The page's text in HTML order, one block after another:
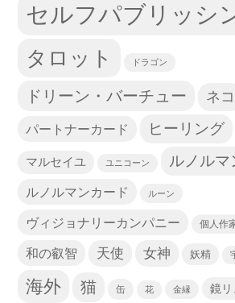
セルフパブリッシ
タロット ドラゴン
ドリーン・バーチュー ネコ
パートナーカード ヒーリング
マルセイユ ユニコーン ルノルマ
ルノルマンカード ルーン
ヴィジョナリーカンパニー 個人作
和の叡智 天使 女神 妖精
海外 猫 缶 花 金縁 鏡リ